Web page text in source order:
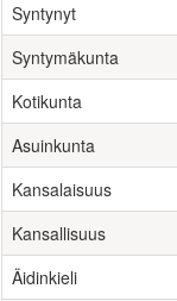
Syntynyt
Syntymäkunta
Kotikunta
Asuinkunta
Kansalaisuus
Kansallisuus
Äidinkieli